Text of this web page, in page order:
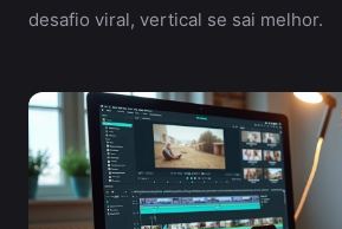
desafio viral, vertical se sai melhor.